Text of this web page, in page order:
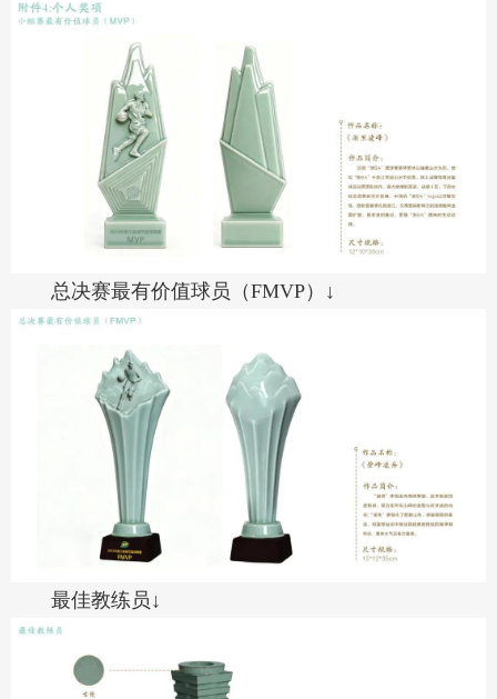
总决赛最有价值球员（FMVP）↓
最佳教练员↓